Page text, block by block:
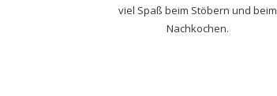
viel Spaß beim Stöbern und beim
Nachkochen.